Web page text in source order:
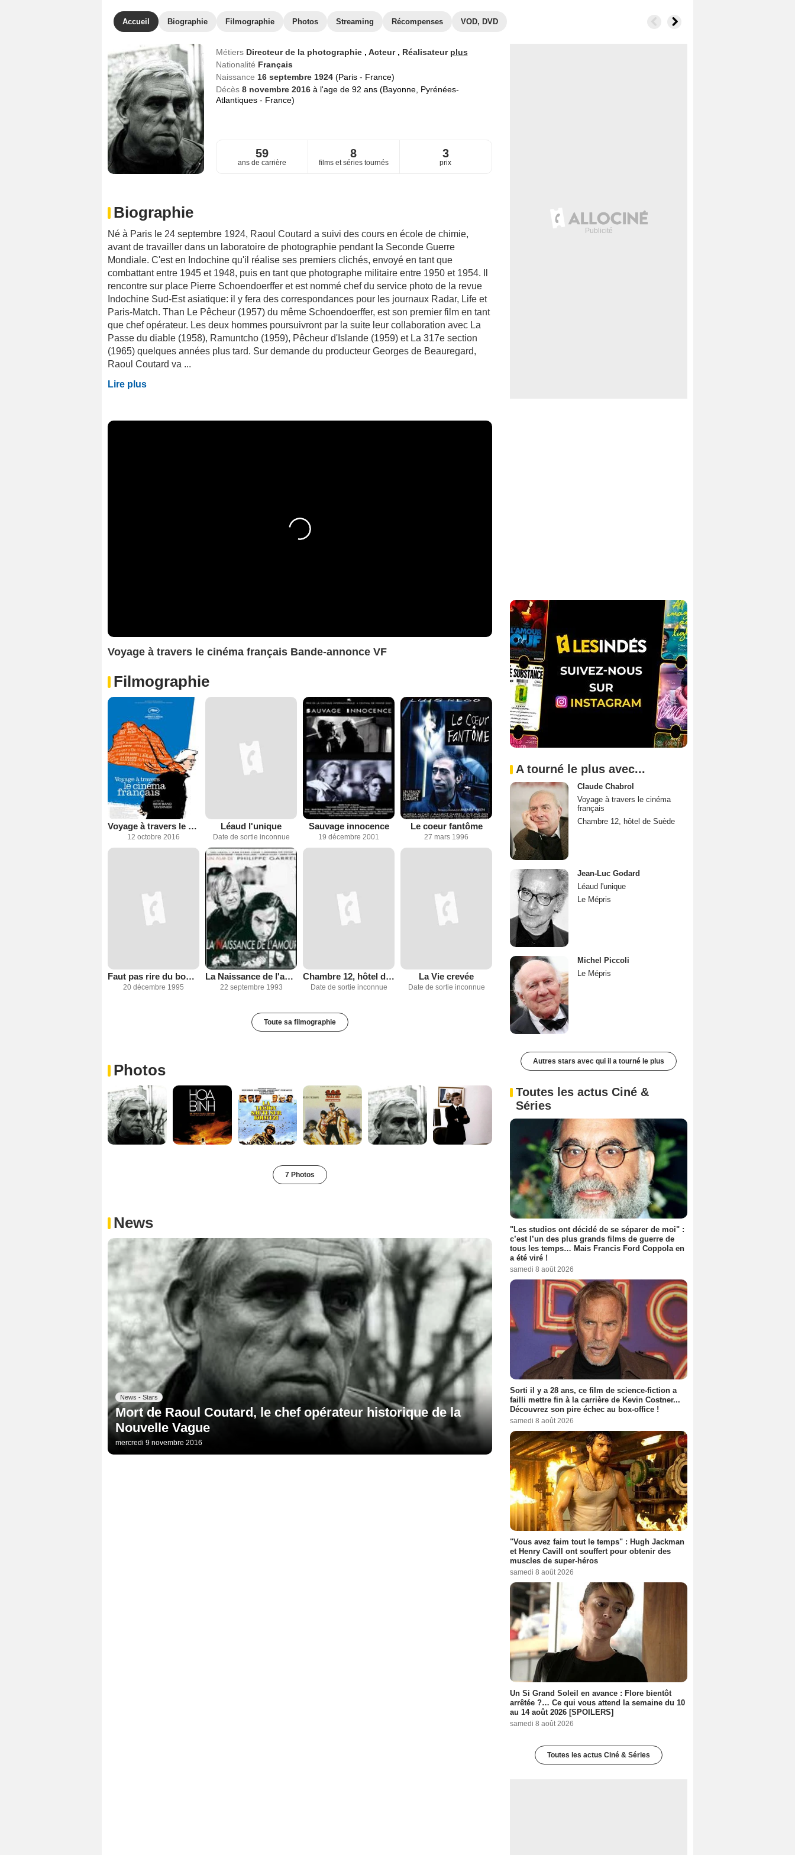
Accueil Biographie Filmographie Photos Streaming Récompenses VOD, DVD
Métiers Directeur de la photographie , Acteur , Réalisateur plus
Nationalité Français
Naissance 16 septembre 1924 (Paris - France)
Décès 8 novembre 2016 à l'age de 92 ans (Bayonne, Pyrénées-
Atlantiques - France)
59
ans de carrière
8
films et séries tournés
3
prix
Biographie
Né à Paris le 24 septembre 1924, Raoul Coutard a suivi des cours en école de chimie,
avant de travailler dans un laboratoire de photographie pendant la Seconde Guerre
Mondiale. C'est en Indochine qu'il réalise ses premiers clichés, envoyé en tant que
combattant entre 1945 et 1948, puis en tant que photographe militaire entre 1950 et 1954. Il
rencontre sur place Pierre Schoendoerffer et est nommé chef du service photo de la revue
Indochine Sud-Est asiatique: il y fera des correspondances pour les journaux Radar, Life et
Paris-Match. Than Le Pêcheur (1957) du même Schoendoerffer, est son premier film en tant
que chef opérateur. Les deux hommes poursuivront par la suite leur collaboration avec La
Passe du diable (1958), Ramuntcho (1959), Pêcheur d'Islande (1959) et La 317e section
(1965) quelques années plus tard. Sur demande du producteur Georges de Beauregard,
Raoul Coutard va ...
Lire plus
Voyage à travers le cinéma français Bande-annonce VF
Filmographie
Voyage à travers le cinéma français
12 octobre 2016
Léaud l'unique
Date de sortie inconnue
Sauvage innocence
19 décembre 2001
Le coeur fantôme
27 mars 1996
Faut pas rire du bonheur
20 décembre 1995
La Naissance de l'amour
22 septembre 1993
Chambre 12, hôtel de Suède
Date de sortie inconnue
La Vie crevée
Date de sortie inconnue
Toute sa filmographie
Photos
7 Photos
News
News - Stars
Mort de Raoul Coutard, le chef opérateur historique de la
Nouvelle Vague
mercredi 9 novembre 2016
A tourné le plus avec...
Claude Chabrol
Voyage à travers le cinéma
français
Chambre 12, hôtel de Suède
Jean-Luc Godard
Léaud l'unique
Le Mépris
Michel Piccoli
Le Mépris
Autres stars avec qui il a tourné le plus
Toutes les actus Ciné &
Séries
"Les studios ont décidé de se séparer de moi" :
c’est l’un des plus grands films de guerre de
tous les temps… Mais Francis Ford Coppola en
a été viré !
samedi 8 août 2026
Sorti il y a 28 ans, ce film de science-fiction a
failli mettre fin à la carrière de Kevin Costner...
Découvrez son pire échec au box-office !
samedi 8 août 2026
"Vous avez faim tout le temps" : Hugh Jackman
et Henry Cavill ont souffert pour obtenir des
muscles de super-héros
samedi 8 août 2026
Un Si Grand Soleil en avance : Flore bientôt
arrêtée ?… Ce qui vous attend la semaine du 10
au 14 août 2026 [SPOILERS]
samedi 8 août 2026
Toutes les actus Ciné & Séries